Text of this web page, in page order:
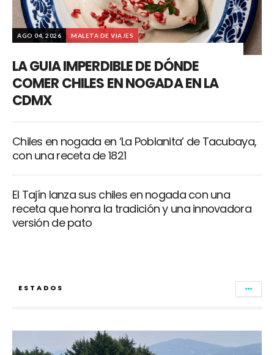
AGO 04, 2026 MALETA DE VIAJES
LA GUIA IMPERDIBLE DE DÓNDE
COMER CHILES EN NOGADA EN LA
CDMX
Chiles en nogada en ‘La Poblanita’ de Tacubaya,
con una receta de 1821
El Tajín lanza sus chiles en nogada con una
receta que honra la tradición y una innovadora
versión de pato
ESTADOS